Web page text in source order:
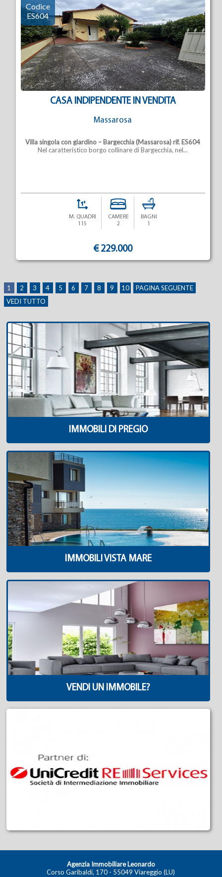
CASA INDIPENDENTE IN VENDITA
Massarosa
Codice
ES604
Villa singola con giardino – Bargecchia (Massarosa) rif. ES604
Nel caratteristico borgo collinare di Bargecchia, nel...
M. QUADRI
115
CAMERE
2
BAGNI
1
€ 229.000
1 2 3 4 5 6 7 8 9 10
PAGINA SEGUENTE
VEDI TUTTO
IMMOBILI DI PREGIO
IMMOBILI VISTA MARE
VENDI UN IMMOBILE?
Agenzia Immobiliare Leonardo
Corso Garibaldi, 170 - 55049 Viareggio (LU)